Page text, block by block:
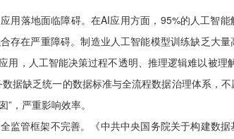
用落地面临障碍。在AI应用方面，95%的人工智
存在严重障碍。制造业人工智能模型训练缺乏大
用，人工智能决策过程不透明、推理逻辑难以被理
据缺乏统一的数据标准与全流程数据治理体系，
，严重影响效率。
监管框架不完善。《中共中央国务院关于构建数